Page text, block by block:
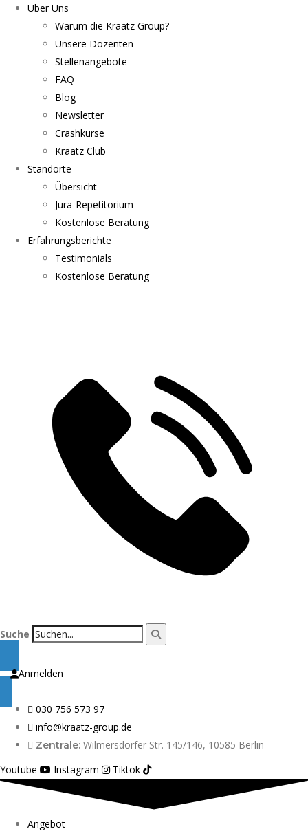
Über Uns
Warum die Kraatz Group?
Unsere Dozenten
Stellenangebote
FAQ
Blog
Newsletter
Crashkurse
Kraatz Club
Standorte
Übersicht
Jura-Repetitorium
Kostenlose Beratung
Erfahrungsberichte
Testimonials
Kostenlose Beratung
Suche
Anmelden
030 756 573 97
info@kraatz-group.de
Zentrale: Wilmersdorfer Str. 145/146, 10585 Berlin
Youtube
Instagram Tiktok
Angebot